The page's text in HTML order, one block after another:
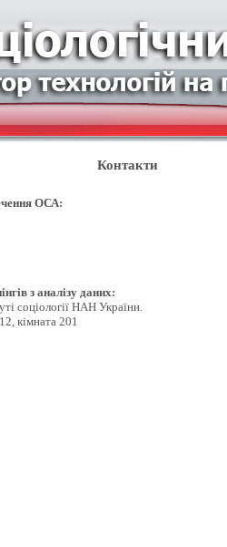
Контакти
ОСА:
з аналізу даних:
соціології НАН України.
кімната 201